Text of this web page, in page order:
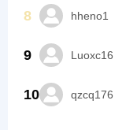
8 hheno1
9 Luoxc16
10 qzcq176